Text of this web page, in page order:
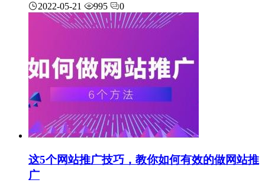
2022-05-21 995 0
这5个网站推广技巧，教你如何有效的做网站推
广